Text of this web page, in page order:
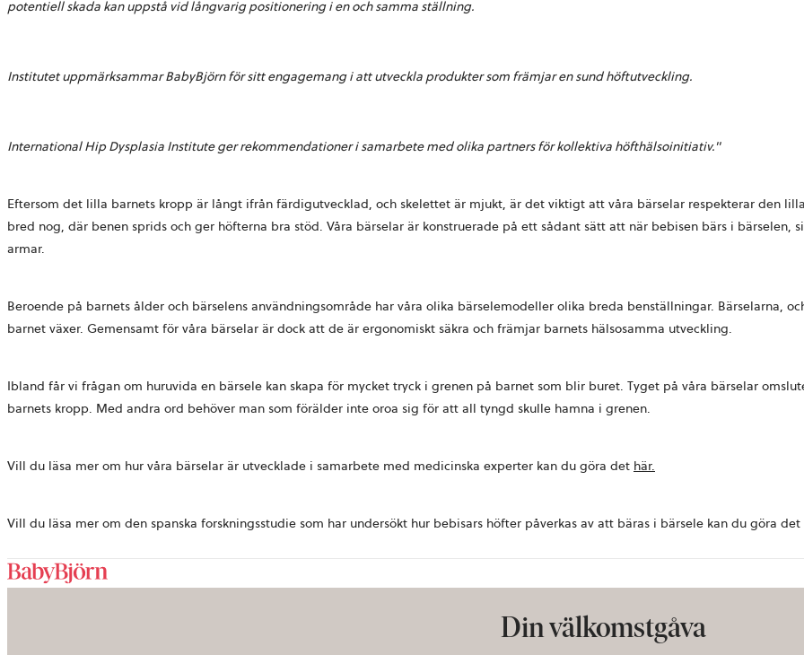
potentiell skada kan uppstå vid långvarig positionering i en och samma ställning.
Institutet uppmärksammar BabyBjörn för sitt engagemang i att utveckla produkter som främjar en sund höftutveckling.
International Hip Dysplasia Institute ger rekommendationer i samarbete med olika partners för kollektiva höfthälsoinitiativ."
Eftersom det lilla barnets kropp är långt ifrån färdigutvecklad, och skelettet är mjukt, är det viktigt att våra bärselar respekterar den
bred nog, där benen sprids och ger höfterna bra stöd. Våra bärselar är konstruerade på ett sådant sätt att när bebisen bärs i
armar.
Beroende på barnets ålder och bärselens användningsområde har våra olika bärselemodeller olika breda benställningar. Bärselarna,
barnet växer. Gemensamt för våra bärselar är dock att de är ergonomiskt säkra och främjar barnets hälsosamma utveckling.
Ibland får vi frågan om huruvida en bärsele kan skapa för mycket tryck i grenen på barnet som blir buret. Tyget på våra bärselar
barnets kropp. Med andra ord behöver man som förälder inte oroa sig för att all tyngd skulle hamna i grenen.
Vill du läsa mer om hur våra bärselar är utvecklade i samarbete med medicinska experter kan du göra det här.
Vill du läsa mer om den spanska forskningsstudie som har undersökt hur bebisars höfter påverkas av att bäras i bärsele kan du göra det
Din välkomstgåva